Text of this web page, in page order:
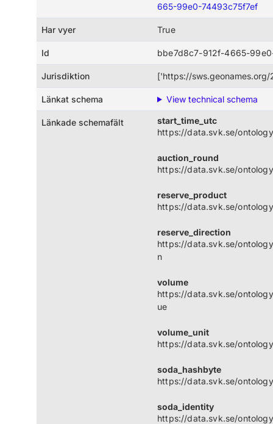
665-99e0-74493c75f7ef
Har vyer True
Id bbe7d8c7-912f-4665-
Jurisdiktion ['https://
Länkat schema View technical schema
Länkade schemafält
start_time_utc
https://data.svk.se/
auction_round
https://data.svk.se/
reserve_product
https://data.svk.se/
reserve_direction
https://data.svk.se/
n
volume
https://data.svk.se/
ue
volume_unit
https://data.svk.se/
soda_hashbyte
https://data.svk.se/
soda_identity
https://data.svk.se/